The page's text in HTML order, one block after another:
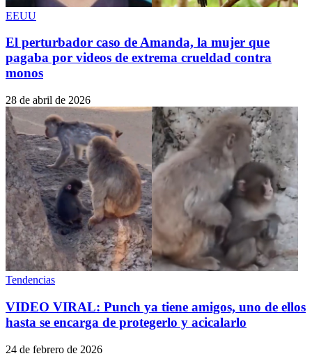
EEUU
El perturbador caso de Amanda, la mujer que
pagaba por videos de extrema crueldad contra
monos
28 de abril de 2026
Tendencias
VIDEO VIRAL: Punch ya tiene amigos, uno de ellos
hasta se encarga de protegerlo y acicalarlo
24 de febrero de 2026